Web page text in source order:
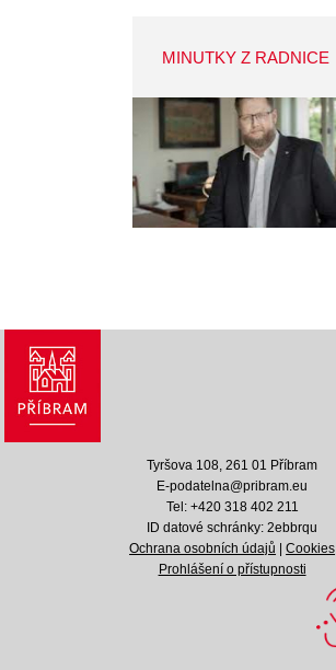
MINUTKY Z RADNICE
Tyršova 108, 261 01 Příbram
E-podatelna@pribram.eu
Tel: +420 318 402 211
ID datové schránky: 2ebbrqu
Ochrana osobních údajů |Cookies
Prohlášení o přístupnosti